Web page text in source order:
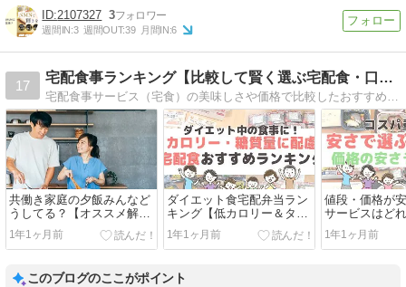
2107327 3
週間IN:3 週間OUT:39 月間IN:6
17
宅配食事ランキング【比較して賢く選ぶ宅配食・口コミ】
共働き家庭の夕飯みんなど
うしてる？【オススメ解決
法８選】
1年1ヶ月前
ダイエット食宅配弁当ラン
キング【低カロリー＆タン
パク質豊富な弁当特集】
1年1ヶ月前
値段・価格が
サービスはど
ンキング】
1年1ヶ月前
このブログのここがポイント